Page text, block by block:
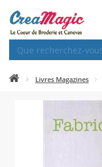
Livres Magazines